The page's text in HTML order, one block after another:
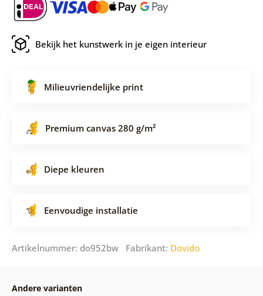
Bekijk het kunstwerk in je eigen interieur
Milieuvriendelijke print
Premium canvas 280 g/m²
Diepe kleuren
Eenvoudige installatie
Artikelnummer: do952bw Fabrikant: Dovido
Andere varianten